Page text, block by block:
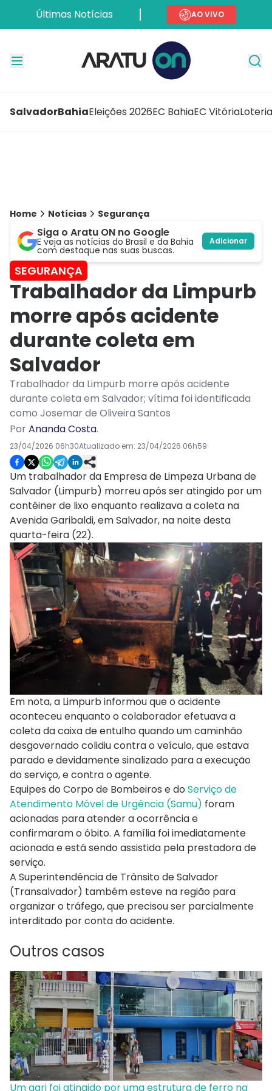
Últimas Notícias AO VIVO
SalvadorBahiaEleições 2026EC BahiaEC Vitória
Home Notícias Segurança
Siga o Aratu ON no Google
E veja as notícias do Brasil e da Bahia
com destaque nas suas buscas.
Adicionar
SEGURANÇA
Trabalhador da Limpurb
morre após acidente
durante coleta em
Salvador
Trabalhador da Limpurb morre após acidente
durante coleta em Salvador; vítima foi identificada
como Josemar de Oliveira Santos
PorAnanda Costa.
23/04/2026 06h30Atualizado em: 23/04/2026 06h59
Um trabalhador da Empresa de Limpeza Urbana de
Salvador (Limpurb) morreu após ser atingido por um
contêiner de lixo enquanto realizava a coleta na
Avenida Garibaldi, em Salvador, na noite desta
quarta-feira (22).
Em nota, a Limpurb informou que o acidente
aconteceu enquanto o colaborador efetuava a
coleta da caixa de entulho quando um caminhão
desgovernado colidiu contra o veículo, que estava
parado e devidamente sinalizado para a execução
do serviço, e contra o agente.
Equipes do Corpo de Bombeiros e do Serviço de
Atendimento Móvel de Urgência (Samu) foram
acionadas para atender a ocorrência e
confirmaram o óbito. A família foi imediatamente
acionada e está sendo assistida pela prestadora de
serviço.
A Superintendência de Trânsito de Salvador
(Transalvador) também esteve na região para
organizar o tráfego, que precisou ser parcialmente
interditado por conta do acidente.
Outros casos
Um gari foi atingido por uma estrutura de ferro na